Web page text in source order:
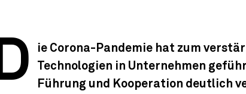
ie Corona-Pandemie hat zum
Technologien in Unternehmen
Führung und Kooperation deutlich